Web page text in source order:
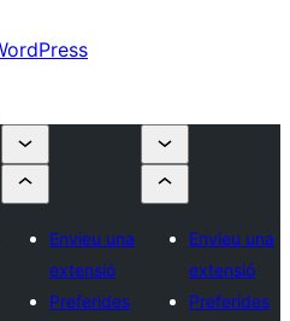
Envieu una
extensió
Preferides
Envieu una
extensió
Preferides